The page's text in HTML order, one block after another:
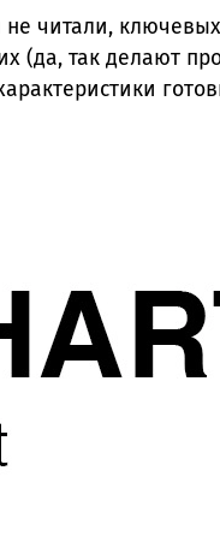
читали,
(да, так делают